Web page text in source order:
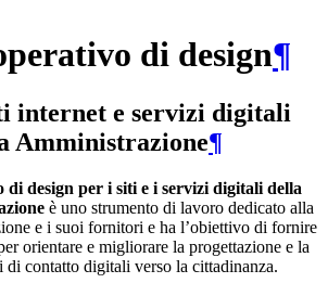
di design¶
internet e servizi digitali
Amministrazione¶
design per i siti e i servizi digitali della
è uno strumento di lavoro dedicato alla
e i suoi fornitori e ha l’obiettivo di fornire
orientare e migliorare la progettazione e la
di contatto digitali verso la cittadinanza.